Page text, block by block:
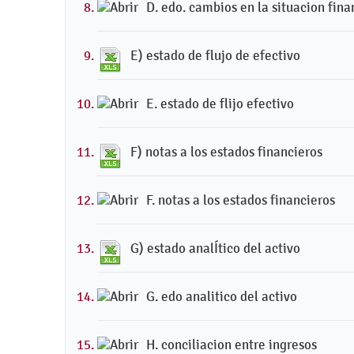
D. edo. cambios en la situacion
E) estado de flujo de efectivo
E. estado de flijo efectivo
F) notas a los estados financieros
F. notas a los estados financieros
G) estado analÍtico del activo
G. edo analitico del activo
H. conciliacion entre ingresos